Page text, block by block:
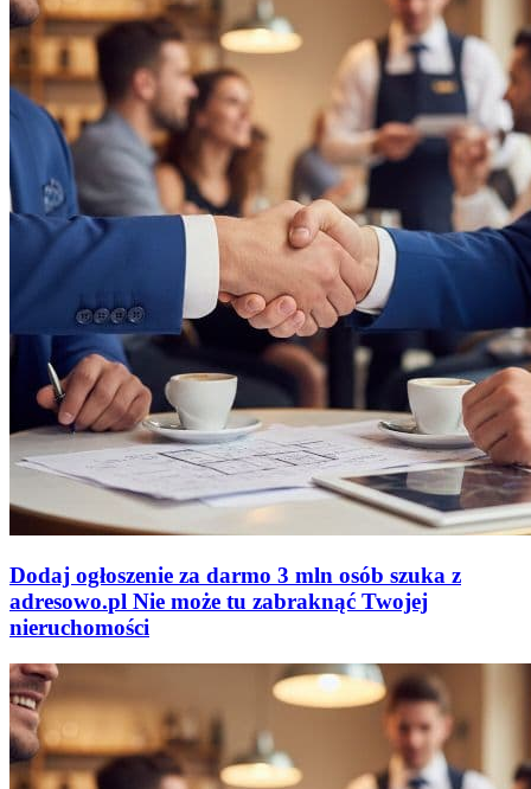
Dodaj ogłoszenie za darmo 3 mln osób szuka z
adresowo.pl Nie może tu zabraknąć Twojej
nieruchomości